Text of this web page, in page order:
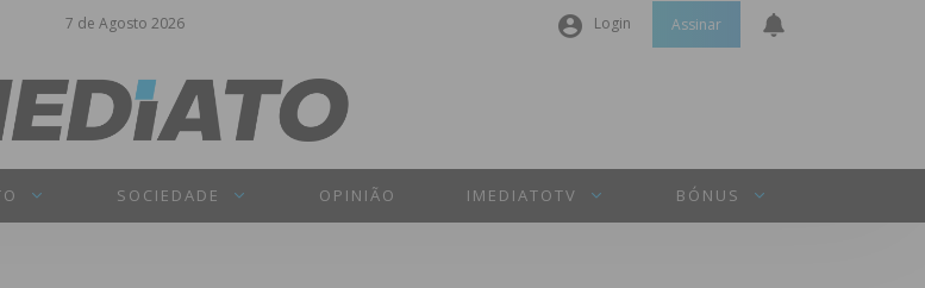
7 de Agosto 2026 Login
Senha
Assinar
SOCIEDADE OPINIÃO IMEDIATOTV BÓNUS